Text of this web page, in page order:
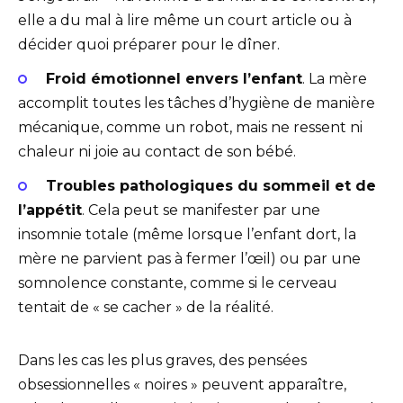
elle a du mal à lire même un court article ou à
décider quoi préparer pour le dîner.
Froid émotionnel envers l’enfant. La mère
accomplit toutes les tâches d’hygiène de manière
mécanique, comme un robot, mais ne ressent ni
chaleur ni joie au contact de son bébé.
Troubles pathologiques du sommeil et de
l’appétit. Cela peut se manifester par une
insomnie totale (même lorsque l’enfant dort, la
mère ne parvient pas à fermer l’œil) ou par une
somnolence constante, comme si le cerveau
tentait de « se cacher » de la réalité.
Dans les cas les plus graves, des pensées
obsessionnelles « noires » peuvent apparaître,